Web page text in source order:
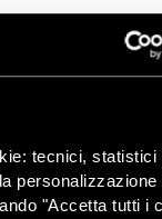
tecnici, statistici
personalizzazione
"Accetta tutti i
credo
relazione,
compagna di